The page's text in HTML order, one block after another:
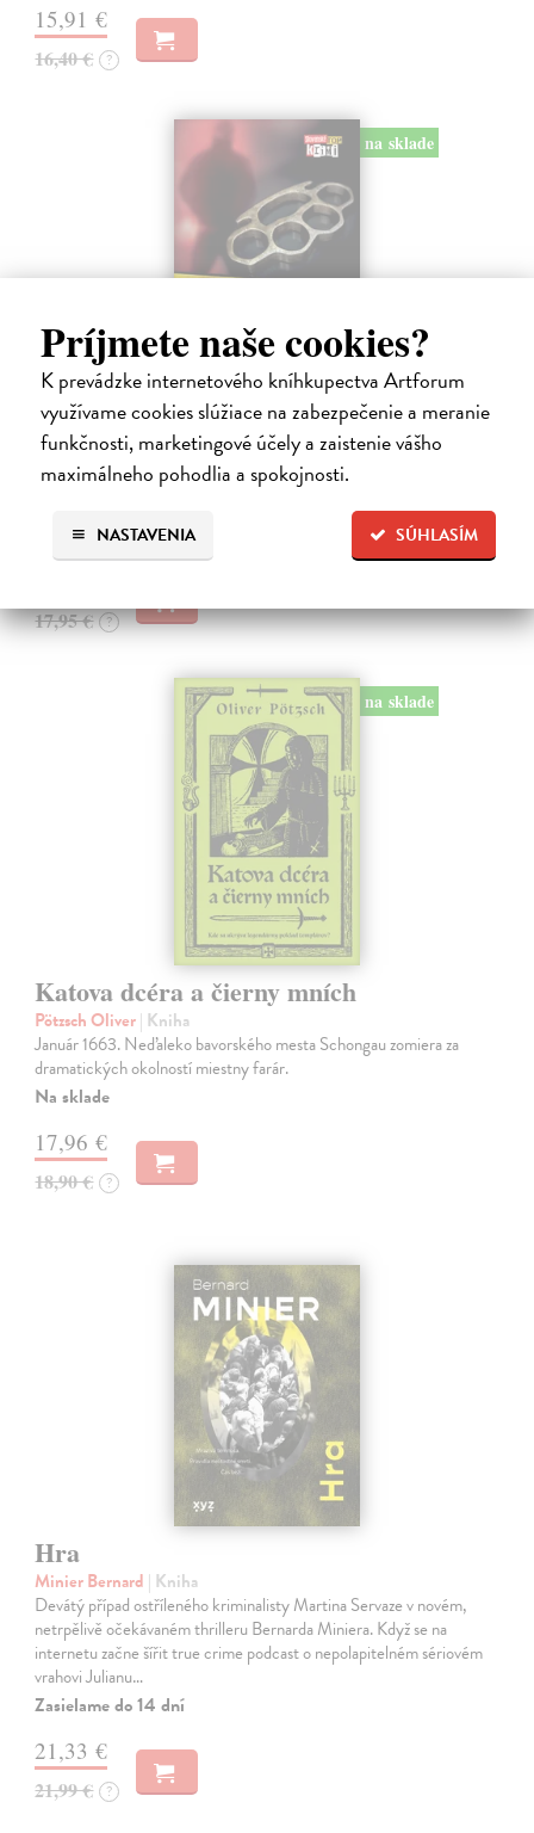
Príjmete naše cookies?
K prevádzke internetového kníhkupectva Artforum
využívame cookies slúžiace na zabezpečenie a meranie
funkčnosti, marketingové účely a zaistenie vášho
maximálneho pohodlia a spokojnosti.
SÚHLASÍM
NASTAVENIA
15,91 €
16,40 € ?
na sklade
Krv sa stane zábavou
Dán Dominik| Kniha
Mŕtve dievča v aute uprostred sídliska. Verdikt doktora Lengyela je
jednoznačný - mladá, zdravá, pekná, len trochu mŕtva.
Na sklade
17,95 € ?
na sklade
Katova dcéra a čierny mních
Pötzsch Oliver| Kniha
Január 1663. Neďaleko bavorského mesta Schongau zomiera za
dramatických okolností miestny farár.
Na sklade
17,96 €
18,90 € ?
Hra
Minier Bernard | Kniha
Devátý případ ostříleného kriminalisty Martina Servaze v novém,
netrpělivě očekávaném thrilleru Bernarda Miniera. Když se na
internetu začne šířit true crime podcast o nepolapitelném sériovém
vrahovi Julianu…
Zasielame do 14 dní
21,33 €
21,99 € ?